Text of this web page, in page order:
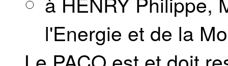
l'Energie et de la